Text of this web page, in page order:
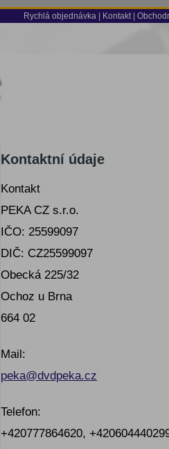
Rychlá objednávka Kontakt
Kontaktní údaje
Kontakt
PEKA CZ s.r.o.
IČO: 25599097
DIČ: CZ25599097
Obecká 225/32
Ochoz u Brna
664 02
Mail:
peka@dvdpeka.cz
Telefon:
+420777864620,